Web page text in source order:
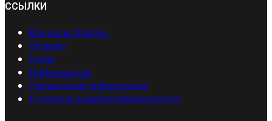
ССЫЛКИ
Вопросы Ответы
Отзывы
Цены
Информация
Справочная информация
Политика конфиденциальности